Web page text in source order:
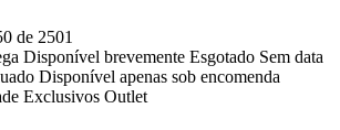
de 2501
Disponível brevemente Esgotado Sem data
Disponível apenas sob encomenda
Exclusivos Outlet